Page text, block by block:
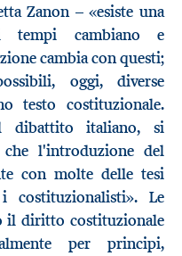
Zanon – «esiste una
cambiano e
cambia con questi;
oggi, diverse
testo costituzionale.
dibattito italiano, si
l'introduzione del
con molte delle tesi
costituzionalisti». Le
il diritto costituzionale
per principi,